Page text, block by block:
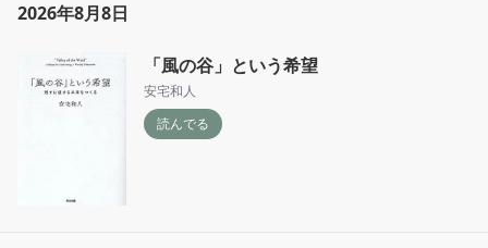
2026年8月8日
「風の谷」という希望
安宅和人
読んでる